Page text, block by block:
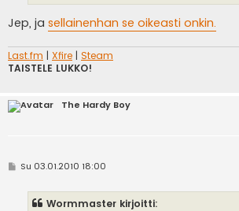
Jep, ja sellainenhan se oikeasti onkin.
Last.fm | Xfire | Steam
TAISTELE LUKKO!
The Hardy Boy
VSu 03.01.2010 18:00
Wormmaster kirjoitti: